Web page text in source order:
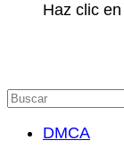
Haz clic
Buscar
DMCA